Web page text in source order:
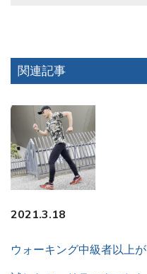
関連記事
2021.3.18
ウォーキング中級者以上が